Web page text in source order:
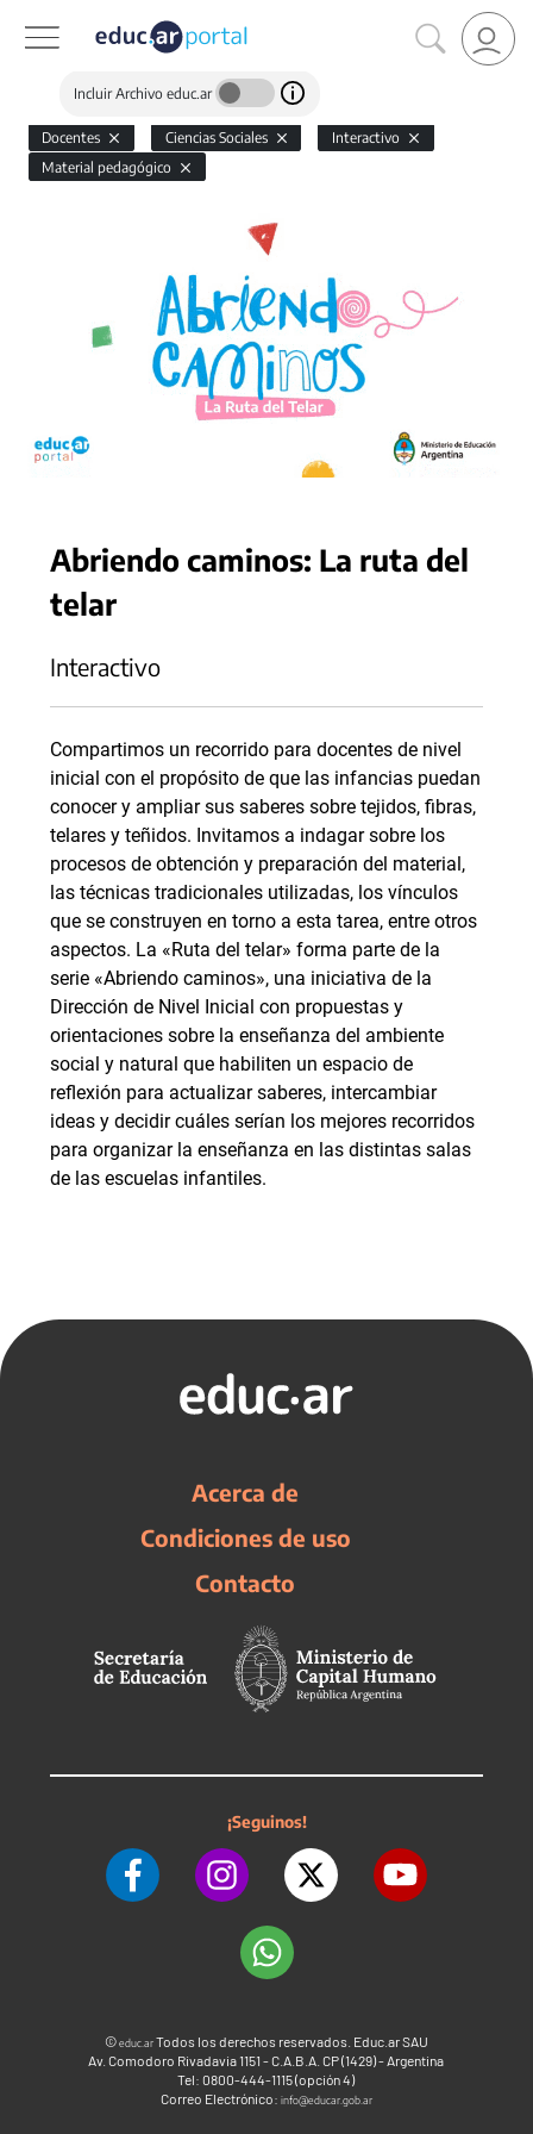
Incluir Archivo educ.ar
Docentes Ciencias Sociales
Interactivo
Material pedagógico
Abriendo caminos: La ruta del
telar
Interactivo
Compartimos un recorrido para docentes de nivel
inicial con el propósito de que las infancias puedan
conocer y ampliar sus saberes sobre tejidos, fibras,
telares y teñidos. Invitamos a indagar sobre los
procesos de obtención y preparación del material,
las técnicas tradicionales utilizadas, los vínculos
que se construyen en torno a esta tarea, entre otros
aspectos. La «Ruta del telar» forma parte de la
serie «Abriendo caminos», una iniciativa de la
Dirección de Nivel Inicial con propuestas y
orientaciones sobre la enseñanza del ambiente
social y natural que habiliten un espacio de
reflexión para actualizar saberes, intercambiar
ideas y decidir cuáles serían los mejores recorridos
para organizar la enseñanza en las distintas salas
de las escuelas infantiles.
Acerca de
Condiciones de uso
Contacto
¡Seguinos!
©educ.arTodos los derechos reservados. Educ.ar SAU
Av. Comodoro Rivadavia 1151 - C.A.B.A. CP (1429) - Argentina
Tel: 0800-444-1115 (opción 4)
Correo Electrónico: info@educar.gob.ar